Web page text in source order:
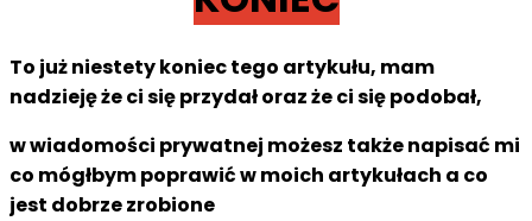
To już niestety koniec tego artykułu, mam
nadzieję że ci się przydał oraz że ci się podobał,
w wiadomości prywatnej możesz także napisać mi
co mógłbym poprawić w moich artykułach a co
jest dobrze zrobione